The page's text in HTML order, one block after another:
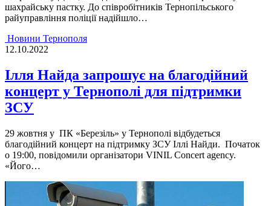
шахрайську пастку. До спiвробiтникiв Тернопiльського
райуправлiння полiцiї надiйшло…
Новини Тернополя
12.10.2022
Ілля Найда запрошує на благодійний
концерт у Тернополі для підтримки
ЗСУ
29 жовтня у ПК «Березіль» у Тернополі відбудеться
благодійний концерт на підтримку ЗСУ Іллі Найди. Початок
о 19:00, повідомили організатори VINIL Concert agency.
«Його…